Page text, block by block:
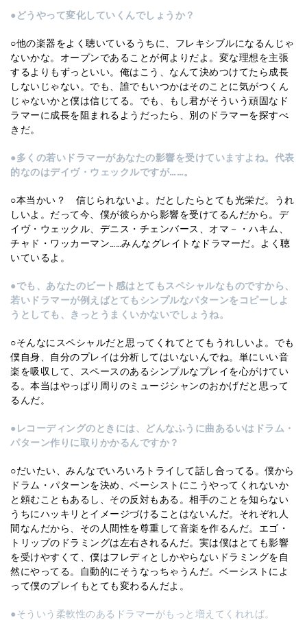
●どうやって変化していくんでしょうか？
○他の楽器をよく聴いているうちに、フレキシブルになるんじゃ
ないかな。オープンであることが何よりだよ。変な理想を主張
するよりもずっといい。俺はこう、なんて決めつけてたら成長
しないじゃない。でも、誰でもいつかはそのことに気がつくん
じゃないかと僕は信じてる。でも、もし君がそういう頑固なド
ラマーに成長を阻まれるようだったら、別のドラマーを探すべ
きだ。
●多くの若いドラマーがあなたの影響を受けていますよね。代表
的なのはデイヴ・ウェックルですが……。
○本当かい？ 信じられないよ。だとしたらとても光栄だ。うれ
しいよ。だって今、僕が彼らから影響を受けてるんだから。デ
イヴ・ウェックル、デニス・チェンバース、オマ－・ハキム、
チャド・ワッカーマン……みんなグレイトなドラマーだ。よく聴
いているよ。
●でも、あなたのビート感はとてもスペシャルなものですから、
若いドラマーが例えばとてもシンプルなパターンをコピーしよ
うとしても、きっとうまくいかないでしょうね。
○そんなにスペシャルだと思ってくれてとてもうれしいよ。でも
僕自身、自分のプレイは分析してはいないんでね。単にいい音
楽を吸収して、スペースのあるシンプルなプレイを心がけてい
る。本当はやっぱり周りのミュージシャンのおかげだと思って
るんだ。
●レコーディングのときには、どんなふうに曲あるいはドラム・
パターン作りに取りかかるんですか？
○だいたい、みんなでいろいろトライして話し合ってる。僕から
ドラム・パターンを決め、ベーシストにこうやってくれないか
と頼むこともあるし、その反対もある。相手のことを知らない
うちにハッキリとイメージづけることはないんだ。それぞれ人
間なんだから、その人間性を尊重して音楽を作るんだ。エゴ・
トリップのドラミングは左右されるんだ。実は僕はとても影響
を受けやすくて、僕はフレディとしかやらないドラミングを自
然にやってる。自動的にそうなっちゃうんだ。ベーシストによ
って僕のプレイもとても変わるんだよ。
●そういう柔軟性のあるドラマーがもっと増えてくれれば。